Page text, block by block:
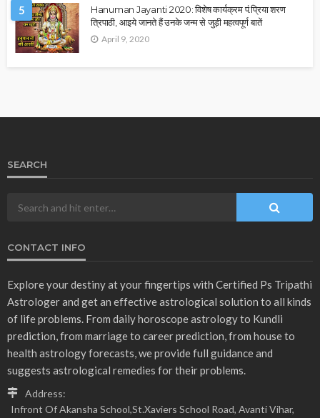
5
Hanuman Jayanti 2020: विशेष कार्यक्रम पं.प्रिया शरण
त्रिपाठी, आइये जानते हैं उनके जन्म से जुड़ी महत्वपूर्ण बातें
April 9, 2020
SEARCH
CONTACT INFO
Explore your destiny at your fingertips with Certified Ps Tripathi
Astrologer and get an effective astrological solution to all kinds
of life problems. From daily horoscope astrology to Kundli
prediction, from marriage to career prediction, from house to
health astrology forecasts, we provide full guidance and
suggests astrological remedies for their problems.
Address:
Infront Of Akansha School,St.Xaviers School Road, Avanti Vihar,